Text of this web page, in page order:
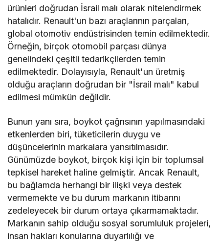
ürünleri doğrudan İsrail malı olarak nitelendirmek
hatalıdır. Renault'un bazı araçlarının parçaları,
global otomotiv endüstrisinden temin edilmektedir.
Örneğin, birçok otomobil parçası dünya
genelindeki çeşitli tedarikçilerden temin
edilmektedir. Dolayısıyla, Renault'un üretmiş
olduğu araçların doğrudan bir "İsrail malı" kabul
edilmesi mümkün değildir.
Bunun yanı sıra, boykot çağrısının yapılmasındaki
etkenlerden biri, tüketicilerin duygu ve
düşüncelerinin markalara yansıtılmasıdır.
Günümüzde boykot, birçok kişi için bir toplumsal
tepkisel hareket haline gelmiştir. Ancak Renault,
bu bağlamda herhangi bir ilişki veya destek
vermemekte ve bu durum markanın itibarını
zedeleyecek bir durum ortaya çıkarmamaktadır.
Markanın sahip olduğu sosyal sorumluluk projeleri,
insan hakları konularına duyarlılığı ve